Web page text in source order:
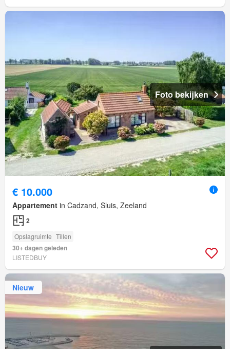
Foto bekijken
€ 10.000
Appartement in Cadzand, Sluis, Zeeland
2
Opslagruimte Tillen
30+ dagen geleden
LISTEDBUY
Nieuw